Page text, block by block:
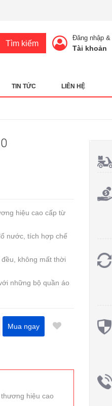
Tìm kiếm
Đăng nhập &
Tài khoản
TIN TỨC LIÊN HỆ
hiệu cao cấp từ
nước, tích hợp chế
không mất thời
những bộ quần áo
Mua ngay
hiệu cao